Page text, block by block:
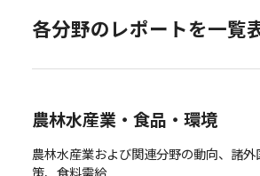
各分野のレポートを一覧
農林水産業・食品・環境
農林水産業および関連分野の動向、諸